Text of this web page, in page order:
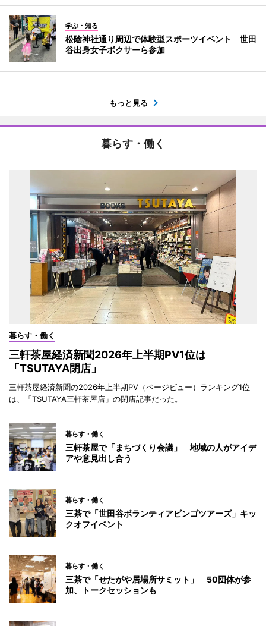
学ぶ・知る
松陰神社通り周辺で体験型スポーツイベント 世田
谷出身女子ボクサーら参加
もっと見る
暮らす・働く
暮らす・働く
三軒茶屋経済新聞2026年上半期PV1位は
「TSUTAYA閉店」
三軒茶屋経済新聞の2026年上半期PV（ページビュー）ランキング1位
は、「TSUTAYA三軒茶屋店」の閉店記事だった。
暮らす・働く
三軒茶屋で「まちづくり会議」 地域の人がアイデ
アや意見出し合う
暮らす・働く
三茶で「世田谷ボランティアビンゴツアーズ」キッ
クオフイベント
暮らす・働く
三茶で「せたがや居場所サミット」 50団体が参
加、トークセッションも